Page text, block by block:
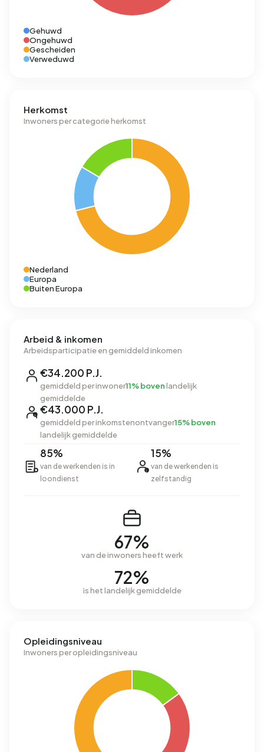
Gehuwd
Ongehuwd
Gescheiden
Verweduwd
Herkomst
Inwoners per categorie herkomst
Nederland
Europa
Buiten Europa
Arbeid & inkomen
Arbeidsparticipatie en gemiddeld inkomen
€34.200 P.J.
gemiddeld per inwoner11% bovenlandelijk
gemiddelde
€43.000 P.J.
gemiddeld per inkomstenontvanger15% boven
landelijk gemiddelde
85%
van de werkenden is in
loondienst
15%
van de werkenden is
zelfstandig
67%
van de inwoners heeft werk
72%
is het landelijk gemiddelde
Opleidingsniveau
Inwoners per opleidingsniveau